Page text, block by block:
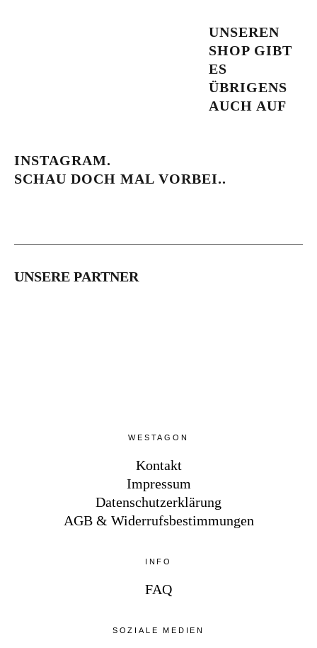
UNSEREN
SHOP GIBT
ES
ÜBRIGENS
AUCH AUF
INSTAGRAM.
SCHAU DOCH MAL VORBEI..
UNSERE PARTNER
WESTAGON
Kontakt
Impressum
Datenschutzerklärung
AGB & Widerrufsbestimmungen
INFO
FAQ
SOZIALE MEDIEN